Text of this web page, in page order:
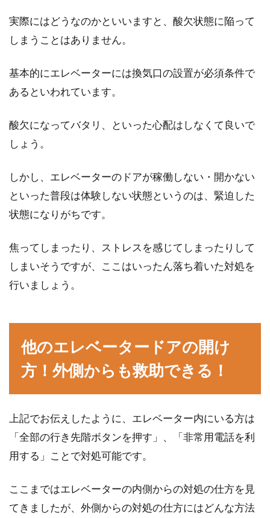
実際にはどうなのかといいますと、酸欠状態に陥って
しまうことはありません。
基本的にエレベーターには換気口の設置が必須条件で
あるといわれています。
酸欠になってバタリ、といった心配はしなくて良いで
しょう。
しかし、エレベーターのドアが稼働しない・開かない
といった普段は体験しない状態というのは、緊迫した
状態になりがちです。
焦ってしまったり、ストレスを感じてしまったりして
しまいそうですが、ここはいったん落ち着いた対処を
行いましょう。
他のエレベータードアの開け
方！外側からも救助できる！
上記でお伝えしたように、エレベーター内にいる方は
「全部の行き先階ボタンを押す」、「非常用電話を利
用する」ことで対処可能です。
ここまではエレベーターの内側からの対処の仕方を見
てきましたが、外側からの対処の仕方にはどんな方法